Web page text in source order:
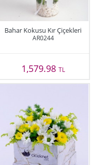
Bahar Kokusu Kır Çiçekleri
AR0244
1,579.98 TL